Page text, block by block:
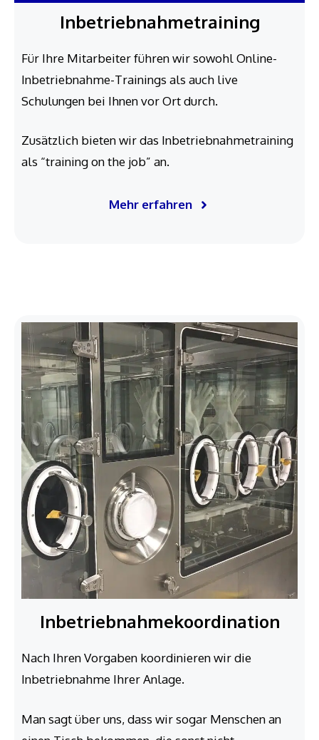
Inbetriebnahme­training
Für Ihre Mitarbeiter führen wir sowohl Online-
Inbetriebnahme-Trainings als auch live
Schulungen bei Ihnen vor Ort durch.
Zusätzlich bieten wir das Inbetriebnahmetraining
als “training on the job” an.
Mehr erfahren
Inbetriebnahme­koordination
Nach Ihren Vorgaben koordinieren wir die
Inbetriebnahme Ihrer Anlage.
Man sagt über uns, dass wir sogar Menschen an